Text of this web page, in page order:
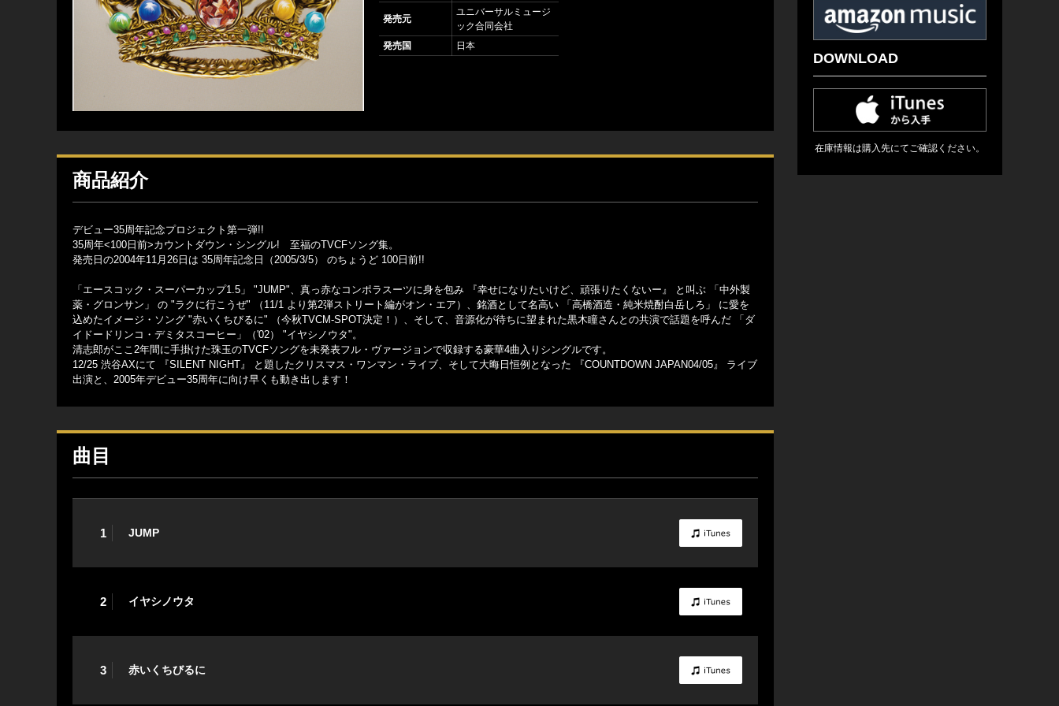
発売元
ユニバーサルミュージ
ック合同会社
発売国
日本
商品紹介
デビュー35周年記念プロジェクト第一弾!!
35周年<100日前>カウントダウン・シングル! 至福のTVCFソング集。
発売日の2004年11月26日は 35周年記念日（2005/3/5） のちょうど 100日前!!
「エースコック・スーパーカップ1.5」 "JUMP"、真っ赤なコンポラスーツに身を包み 『幸せになりたいけど、頑張りたくないー』 と叫ぶ 「中外製
薬・グロンサン」 の "ラクに行こうぜ" （11/1 より第2弾ストリート編がオン・エア）、銘酒として名高い 「高橋酒造・純米焼酎白岳しろ」 に愛を
込めたイメージ・ソング "赤いくちびるに" （今秋TVCM-SPOT決定！）、そして、音源化が待ちに望まれた黒木瞳さんとの共演で話題を呼んだ 「ダ
イドードリンコ・デミタスコーヒー」（'02） "イヤシノウタ"。
清志郎がここ2年間に手掛けた珠玉のTVCFソングを未発表フル・ヴァージョンで収録する豪華4曲入りシングルです。
12/25 渋谷AXにて 『SILENT NIGHT』 と題したクリスマス・ワンマン・ライブ、そして大晦日恒例となった 『COUNTDOWN JAPAN04/05』 ライブ
出演と、2005年デビュー35周年に向け早くも動き出します！
曲目
1 JUMP
2 イヤシノウタ
3 赤いくちびるに
DOWNLOAD
在庫情報は購入先にてご確認ください。